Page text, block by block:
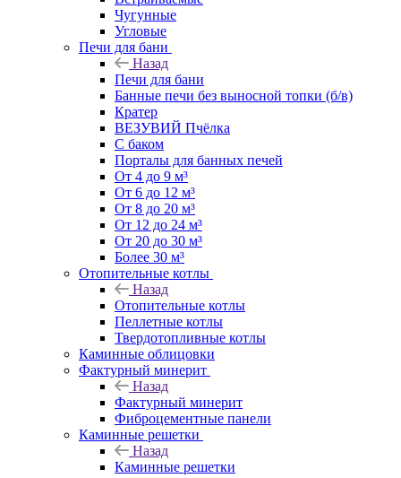
Чугунные
Угловые
Печи для бани
Назад
Печи для бани
Банные печи без выносной топки (б/в)
Кратер
ВЕЗУВИЙ Пчёлка
С баком
Порталы для банных печей
От 4 до 9 м³
От 6 до 12 м³
От 8 до 20 м³
От 12 до 24 м³
От 20 до 30 м³
Более 30 м³
Отопительные котлы
Назад
Отопительные котлы
Пеллетные котлы
Твердотопливные котлы
Каминные облицовки
Фактурный минерит
Назад
Фактурный минерит
Фиброцементные панели
Каминные решетки
Назад
Каминные решетки